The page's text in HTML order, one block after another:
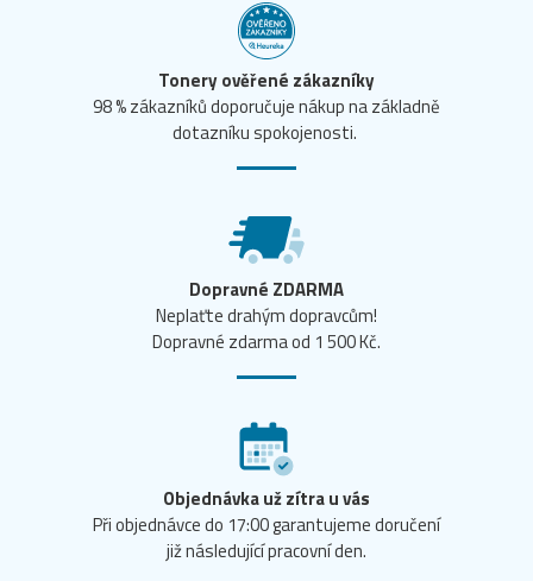
Tonery ověřené zákazníky
98 % zákazníků doporučuje nákup na základně
dotazníku spokojenosti.
Dopravné ZDARMA
Neplaťte drahým dopravcům!
Dopravné zdarma od 1 500 Kč.
Objednávka už zítra u vás
Při objednávce do 17:00 garantujeme doručení
již následující pracovní den.